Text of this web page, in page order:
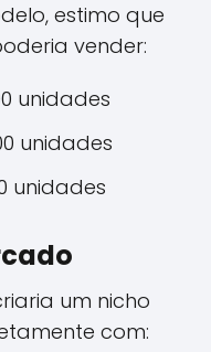
estimo que
vender:
unidades
unidades
unidades
um nicho
com: